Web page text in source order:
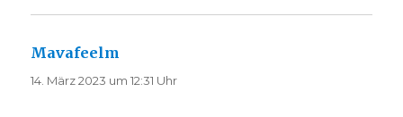
Mavafeelm
14. März 2023 um 12:31 Uhr